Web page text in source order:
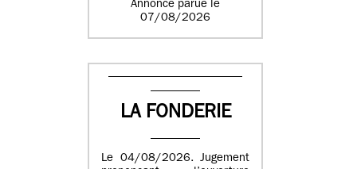
Annonce parue le
07/08/2026
LA FONDERIE
Le 04/08/2026. Jugement